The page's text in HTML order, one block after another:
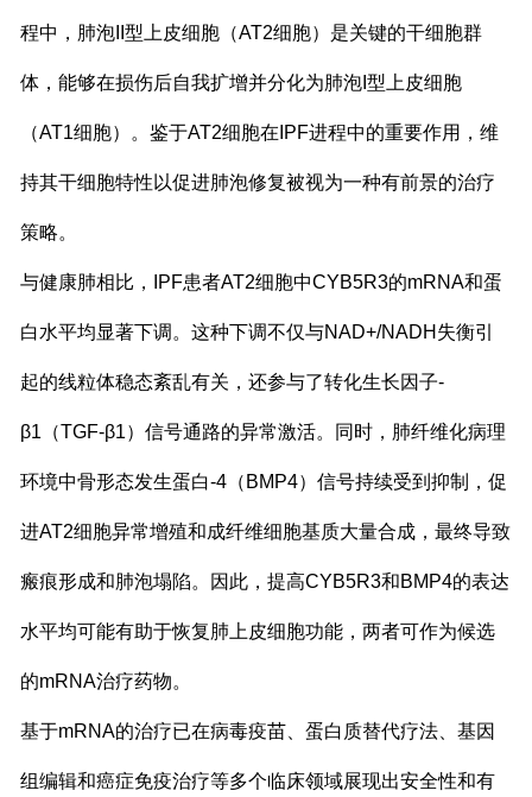
程中，肺泡II型上皮细胞（AT2细胞）是关键的干细胞群
体，能够在损伤后自我扩增并分化为肺泡I型上皮细胞
（AT1细胞）。鉴于AT2细胞在IPF进程中的重要作用，维
持其干细胞特性以促进肺泡修复被视为一种有前景的治疗
策略。
与健康肺相比，IPF患者AT2细胞中CYB5R3的mRNA和蛋
白水平均显著下调。这种下调不仅与NAD+/NADH失衡引
起的线粒体稳态紊乱有关，还参与了转化生长因子-
β1（TGF-β1）信号通路的异常激活。同时，肺纤维化病理
环境中骨形态发生蛋白-4（BMP4）信号持续受到抑制，促
进AT2细胞异常增殖和成纤维细胞基质大量合成，最终导致
瘢痕形成和肺泡塌陷。因此，提高CYB5R3和BMP4的表达
水平均可能有助于恢复肺上皮细胞功能，两者可作为候选
的mRNA治疗药物。
基于mRNA的治疗已在病毒疫苗、蛋白质替代疗法、基因
组编辑和癌症免疫治疗等多个临床领域展现出安全性和有